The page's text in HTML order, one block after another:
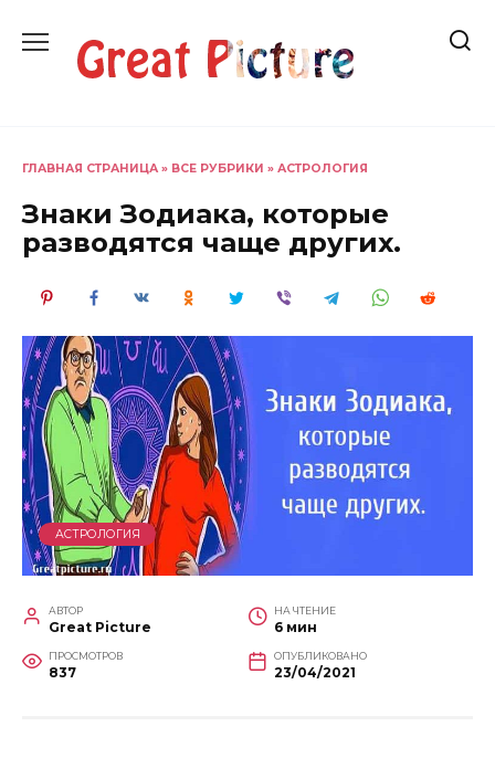
содержанию
ГЛАВНАЯ СТРАНИЦА » ВСЕ РУБРИКИ » АСТРОЛОГИЯ
Знаки Зодиака, которые
разводятся чаще других.
АСТРОЛОГИЯ
АВТОР
Great Picture
НА ЧТЕНИЕ
6 мин
ПРОСМОТРОВ
837
ОПУБЛИКОВАНО
23/04/2021